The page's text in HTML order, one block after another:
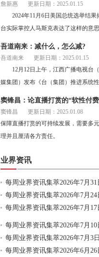
詹新惠
更新日期：2025.01.15
2024年11月6日美国总统选举结果
台实际掌控人马斯克表达了这样的意
吾道南来：减什么，怎么减?
吾道南来
更新日期：2025.01.15
12月12日上午，江西广播电视台
媒集团）发布《台（集团）推进系统
窦锋昌：论直播打赏的“软性付
窦锋昌
更新日期：2025.01.08
保障直播打赏的可持续发展，需要多
理并且厘清各方责任。
业界资讯
每周业界资讯集萃2026年7月31
每周业界资讯集萃2026年7月24
每周业界资讯集萃2026年7月17
每周业界资讯集萃2026年7月10
每周业界资讯集萃2026年7月3
每周业界资讯集萃2026年6月26